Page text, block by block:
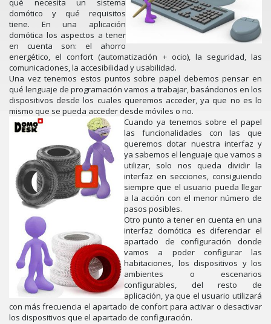
qué necesita un sistema
domótico y qué requisitos
tiene. En una aplicación
domótica los aspectos a tener
en cuenta son: el ahorro
energético, el confort (automatización + ocio), la seguridad, las
comunicaciones, la accesibilidad y usabilidad.
Una vez tenemos estos puntos sobre papel debemos pensar en
qué lenguaje de programación vamos a trabajar, basándonos en los
dispositivos desde los cuales queremos acceder, ya que no es lo
mismo que se pueda acceder desde móviles o no.
Cuando ya tenemos sobre el papel
las funcionalidades con las que
queremos dotar nuestra interfaz y
ya sabemos el lenguaje que vamos a
utilizar, solo nos queda dividir la
interfaz en secciones, consiguiendo
siempre que el usuario pueda llegar
a la acción con el menor número de
pasos posibles.
Otro punto a tener en cuenta en una
interfaz domótica es diferenciar el
apartado de configuración donde
vamos a poder configurar las
habitaciones, los dispositivos y los
ambientes o escenarios
configurables, del resto de
aplicación, ya que el usuario utilizará
con más frecuencia el apartado de confort para activar o desactivar
los dispositivos que el apartado de configuración.